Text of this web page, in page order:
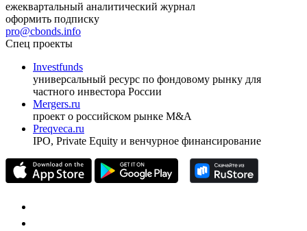
ежеквартальный аналитический журнал
оформить подписку
pro@cbonds.info
Спец проекты
Investfunds
универсальный ресурс по фондовому рынку для
частного инвестора России
Mergers.ru
проект о российском рынке M&A
Preqveca.ru
IPO, Private Equity и венчурное финансирование